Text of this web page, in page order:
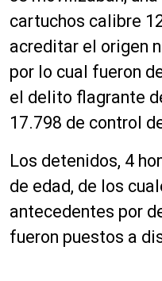
cartuchos calibre
acreditar el origen
por lo cual fueron
el delito flagrante
17.798 de control
Los detenidos, 4
de edad, de los
antecedentes por
fueron puestos a